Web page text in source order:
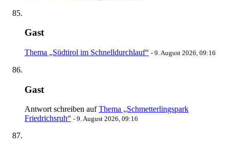
Gast
Thema „Südtirol im Schnelldurchlauf“ - 9. August 2026, 09:16
Gast
Antwort schreiben aufThema „Schmetterlingspark
Friedrichsruh“ - 9. August 2026, 09:16